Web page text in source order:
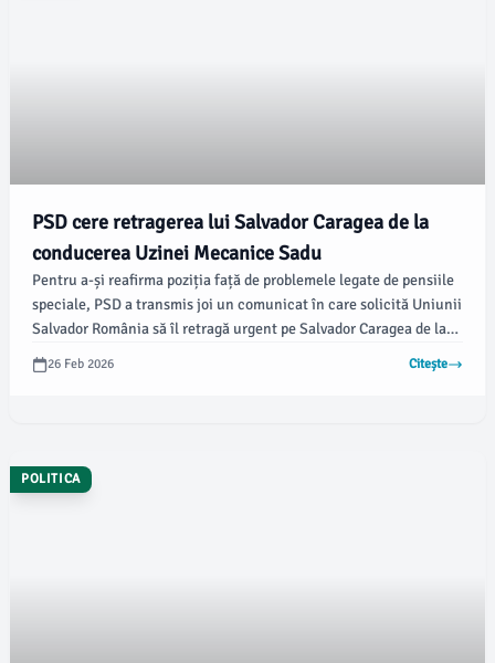
PSD cere retragerea lui Salvador Caragea de la
conducerea Uzinei Mecanice Sadu
Pentru a-și reafirma poziția față de problemele legate de pensiile
speciale, PSD a transmis joi un comunicat în care solicită Uniunii
Salvador România să îl retragă urgent pe Salvador Caragea de la
conducerea Uzinei Mecanice Sadu. Aceasta este o reacție la
alegerea lui Caragea, avocat special pensionat, pentru o funcție
26 Feb 2026 Citește
POLITICA